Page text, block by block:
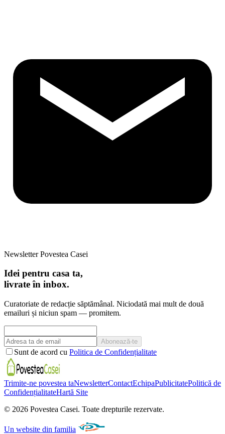
Newsletter Povestea Casei
Idei pentru casa ta,
livrate în inbox.
Curatoriate de redacție săptămânal. Niciodată mai mult de două
emailuri și niciun spam — promitem.
Abonează-te
Sunt de acord cu Politica de Confidențialitate
Trimite-ne povestea taNewsletterContactEchipaPublicitatePolitică de
ConfidențialitateHartă Site
© 2026 Povestea Casei. Toate drepturile rezervate.
Un website din familia